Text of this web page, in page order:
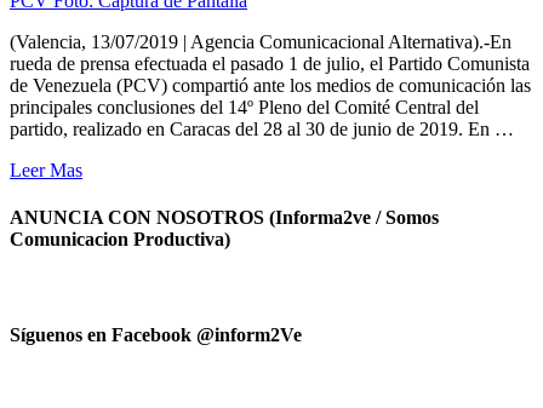
(Valencia, 13/07/2019 | Agencia Comunicacional Alternativa).-En
rueda de prensa efectuada el pasado 1 de julio, el Partido Comunista
de Venezuela (PCV) compartió ante los medios de comunicación las
principales conclusiones del 14º Pleno del Comité Central del
partido, realizado en Caracas del 28 al 30 de junio de 2019. En …
Leer Mas
ANUNCIA CON NOSOTROS (Informa2ve / Somos
Comunicacion Productiva)
Síguenos en Facebook @inform2Ve